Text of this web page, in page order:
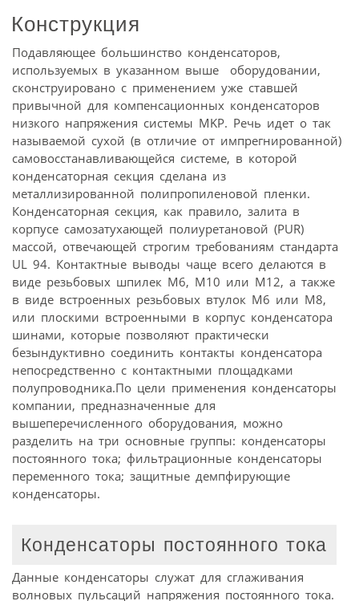
Конструкция
Подавляющее большинство конденсаторов,
используемых в указанном выше оборудовании,
сконструировано с применением уже ставшей
привычной для компенсационных конденсаторов
низкого напряжения системы MKP. Речь идет о так
называемой сухой (в отличие от импрегнированной)
самовосстанавливающейся системе, в которой
конденсаторная секция сделана из
металлизированной полипропиленовой пленки.
Конденсаторная секция, как правило, залита в
корпусе самозатухающей полиуретановой (PUR)
массой, отвечающей строгим требованиям стандарта
UL 94. Контактные выводы чаще всего делаются в
виде резьбовых шпилек M6, M10 или M12, а также
в виде встроенных резьбовых втулок M6 или М8,
или плоскими встроенными в корпус конденсатора
шинами, которые позволяют практически
безындуктивно соединить контакты конденсатора
непосредственно с контактными площадками
полупроводника.По цели применения конденсаторы
компании, предназначенные для
вышеперечисленного оборудования, можно
разделить на три основные группы: конденсаторы
постоянного тока; фильтрационные конденсаторы
переменного тока; защитные демпфирующие
конденсаторы.
Конденсаторы постоянного тока
Данные конденсаторы служат для сглаживания
волновых пульсаций напряжения постоянного тока.